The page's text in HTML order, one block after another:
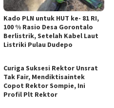
Kado PLN untuk HUT ke- 81 RI,
100 % Rasio Desa Gorontalo
Berlistrik, Setelah Kabel Laut
Listriki Pulau Dudepo
Curiga Suksesi Rektor Unsrat
Tak Fair, Mendiktisaintek
Copot Rektor Sompie, Ini
Profil Plt Rektor